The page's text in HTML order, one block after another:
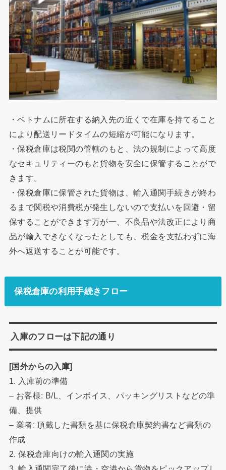
・ベトナムに所在する納入先の近くで在庫を持てること
により配送リードタイムの短縮が可能になります。
・保税倉庫は税関の管轄のもと、法の規制によって高度
なセキュリティーのもと貨物を安全に保管することがで
きます。
・保税倉庫に保管された貨物は、輸入通関手続きが終わ
るまで関税や消費税が発生しないので支払いを回避・留
保することができます万が一、不良品や法改正により商
品が輸入できなくなったとしても、税金を支払わずに海
外へ返送することが可能です。
保税倉庫の利用手続きフロー
入庫のフローは下記の通り
[国外からの入庫]
1. 入庫前の準備
– お客様: B/L、インボイス、パッキングリストなどの準
備、提供
– 業者: 頂戴した書類を基に保税倉庫契約書など書類の
作成
2. 保税倉庫向けの輸入通関の実施